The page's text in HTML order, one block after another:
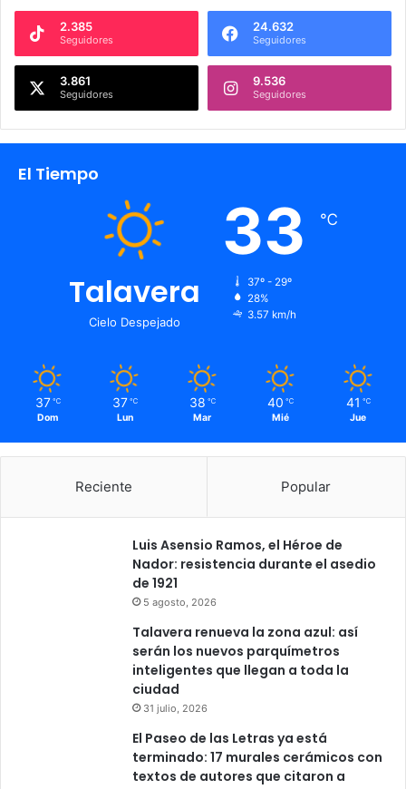
2.385
Seguidores
24.632
Seguidores
3.861
Seguidores
9.536
Seguidores
El Tiempo
Talavera
Cielo Despejado
33 ℃
37º - 29º
28%
3.57 km/h
37 ℃
Dom
37 ℃
Lun
38 ℃
Mar
40 ℃
Mié
41 ℃
Jue
Reciente Popular
Luis Asensio Ramos, el Héroe de
Nador: resistencia durante el asedio
de 1921
5 agosto, 2026
Talavera renueva la zona azul: así
serán los nuevos parquímetros
inteligentes que llegan a toda la
ciudad
31 julio, 2026
El Paseo de las Letras ya está
terminado: 17 murales cerámicos con
textos de autores que citaron a